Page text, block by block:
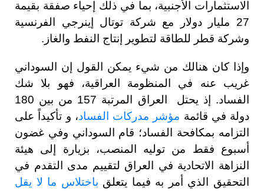
الاستثمارات الأجنبية، بما في ذلك إحياء صفقة بقيمة
27 مليار دولار مع شركة توتال إينرجي الفرنسية
وشركة قطر للطاقة لتطوير إنتاج النفط والغاز.
وإذا كان هنالك من شيء يمكن القول إن السوداني
غريب عنه في المنظومة العراقية، فهو بلا شك
الفساد. إذ يحتل العراق المرتبة 157 من بين 180
دولة في قائمة مؤشر مدركات الفساد، و تأكيداً على
التزامه بمكافحة الفساد؛ قام السوداني وفي غضون
أسبوع فقط من توليه المنصب، بزيارة إلى هيئة
النزاهة الاتحادية في العراق لتقييم مدى التقدم في
التحقيق الذي أمر به فيما يتعلق باختلاس ما لا يقل